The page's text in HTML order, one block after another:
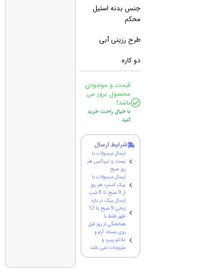
جنس بدنه استیل
محکم
طرح رزینی آبی
دو کاره
قیمت و موجودی
محصول بروز می
باشد!
با خیال راحت خرید
کنید.
شرایط ارسال
ارسال مرسولات با
پست و تیپاکس هر
روز صبح
ارسال مرسولات با
پیک اسنپ هر روز
از 9 صبح تا 8 شب
ارسال پیک در بازه
زمانی 9 صبح تا 12
ظهر فقط با
هماهنگی از روز قبل
روی بسته، آرم و
علائم پیپ و
ملزومات نمی باشد